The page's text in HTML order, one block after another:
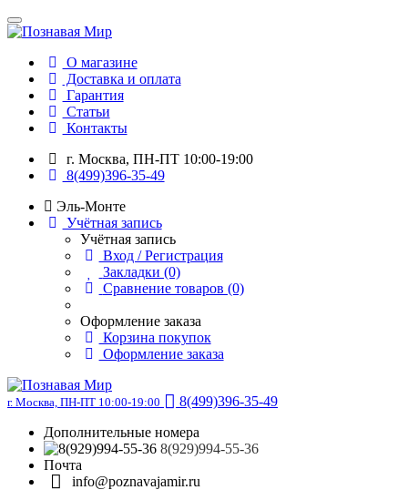
О магазине
Доставка и оплата
Гарантия
Статьи
Контакты
г. Москва, ПН-ПТ 10:00-19:00
8(499)396-35-49
Эль-Монте
Учётная запись
Учётная запись
Вход / Регистрация
Закладки (0)
Сравнение товаров (0)
Оформление заказа
Корзина покупок
Оформление заказа
г. Москва, ПН-ПТ 10:00-19:00
8(499)396-35-49
Дополнительные номера
8(929)994-55-36
Почта
info@poznavajamir.ru